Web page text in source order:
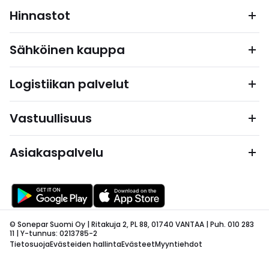
Hinnastot
Sähköinen kauppa
Logistiikan palvelut
Vastuullisuus
Asiakaspalvelu
© Sonepar Suomi Oy | Ritakuja 2, PL 88, 01740 VANTAA | Puh. 010 283
11 | Y-tunnus: 0213785-2
TietosuojaEvästeiden hallintaEvästeetMyyntiehdot